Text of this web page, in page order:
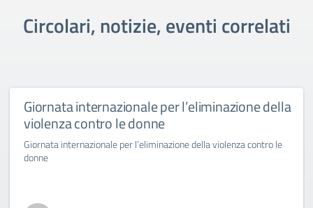
Circolari, notizie, eventi correlati
Giornata internazionale per l’eliminazione della
violenza contro le donne
Giornata internazionale per l’eliminazione della violenza contro le
donne